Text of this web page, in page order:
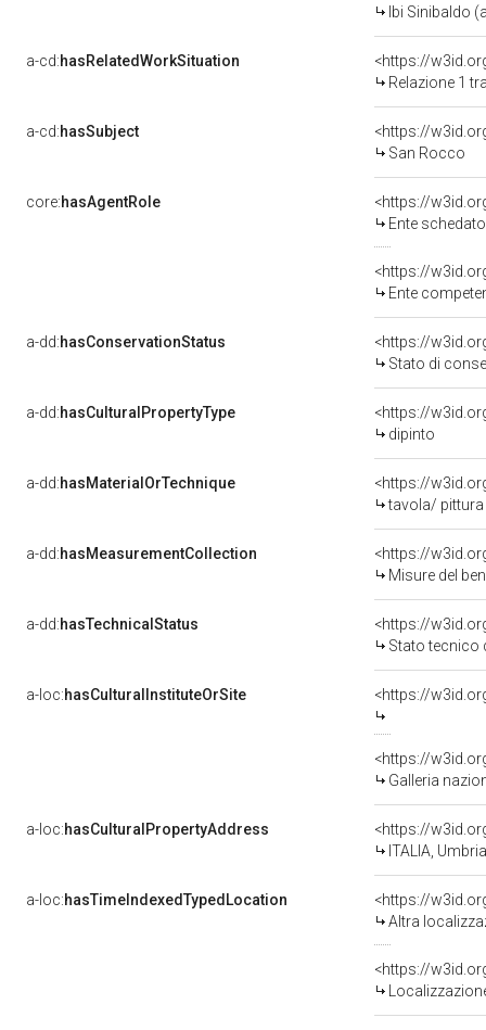
Ibi Sinibaldo
a-cd:hasRelatedWorkSituation
Relazione 1
a-cd:hasSubject
<https://
San Rocco
core:hasAgentRole
<https://
Ente
<https://
Ente
a-dd:hasConservationStatus
<https://
Stato di
a-dd:hasCulturalPropertyType
<https://
dipinto
a-dd:hasMaterialOrTechnique
<https://
tavola/
a-dd:hasMeasurementCollection
<https://
Misure del
a-dd:hasTechnicalStatus
<https://
Stato tecnico
a-loc:hasCulturalInstituteOrSite <https://
<https://
Galleria
a-loc:hasCulturalPropertyAddress
<https://
ITALIA,
a-loc:hasTimeIndexedTypedLocation
<https://
Altra
<https://